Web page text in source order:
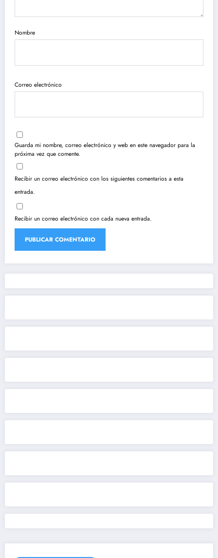
Nombre
Correo electrónico
Guarda mi nombre, correo electrónico y web en este navegador para la
próxima vez que comente.
Recibir un correo electrónico con los siguientes comentarios a esta
entrada.
Recibir un correo electrónico con cada nueva entrada.